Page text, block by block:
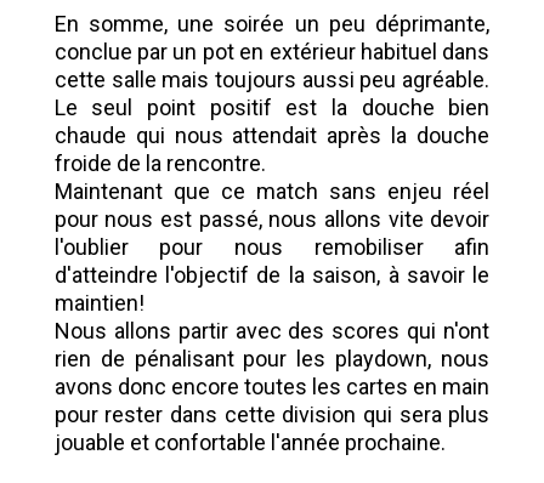
En somme, une soirée un peu déprimante,
conclue par un pot en extérieur habituel dans
cette salle mais toujours aussi peu agréable.
Le seul point positif est la douche bien
chaude qui nous attendait après la douche
froide de la rencontre.
Maintenant que ce match sans enjeu réel
pour nous est passé, nous allons vite devoir
l'oublier pour nous remobiliser afin
d'atteindre l'objectif de la saison, à savoir le
maintien!
Nous allons partir avec des scores qui n'ont
rien de pénalisant pour les playdown, nous
avons donc encore toutes les cartes en main
pour rester dans cette division qui sera plus
jouable et confortable l'année prochaine.